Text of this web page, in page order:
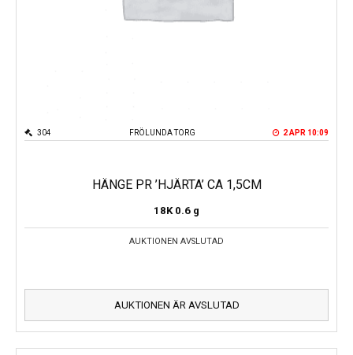
FRÖLUNDA TORG
304 2 APR 10:09
HÄNGE PR ’HJÄRTA’ CA 1,5CM
18K 0.6 g
AUKTIONEN AVSLUTAD
AUKTIONEN ÄR AVSLUTAD